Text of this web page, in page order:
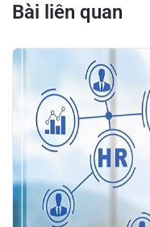
Bài liên quan